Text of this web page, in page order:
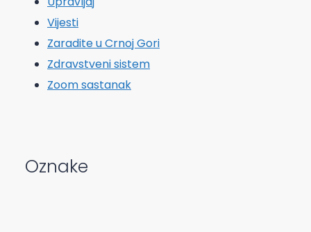
Vijesti
Zaradite u Crnoj Gori
Zdravstveni sistem
Zoom sastanak
Oznake